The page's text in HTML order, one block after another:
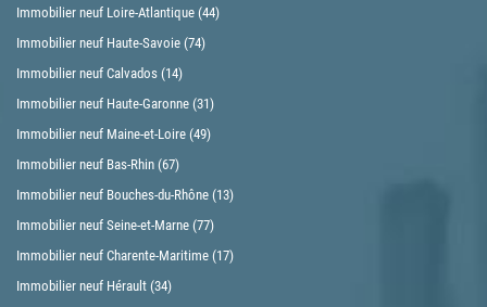
Immobilier neuf Loire-Atlantique (44)
Immobilier neuf Haute-Savoie (74)
Immobilier neuf Calvados (14)
Immobilier neuf Haute-Garonne (31)
Immobilier neuf Maine-et-Loire (49)
Immobilier neuf Bas-Rhin (67)
Immobilier neuf Bouches-du-Rhône (13)
Immobilier neuf Seine-et-Marne (77)
Immobilier neuf Charente-Maritime (17)
Immobilier neuf Hérault (34)